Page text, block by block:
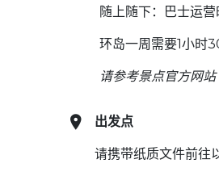
随上随下：巴士运
环岛一周需要1小时
请参考景点官方网站
出发点
请携带纸质文件前往